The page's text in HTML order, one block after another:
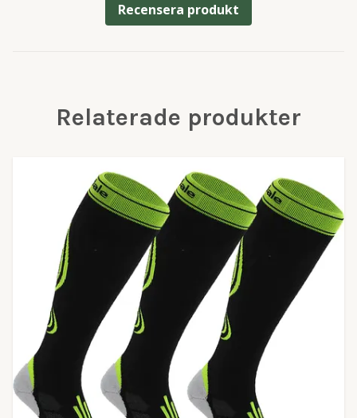
Recensera produkt
Relaterade produkter